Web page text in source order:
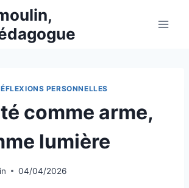
PERSONNELLES
comme arme,
lumière
04/04/2026